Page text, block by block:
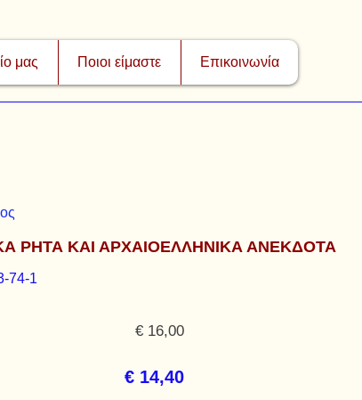
μας Ποιοι είμαστε Επικοινωνία
ΡΗΤΑ ΚΑΙ ΑΡΧΑΙΟΕΛΛΗΝΙΚΑ ΑΝΕΚΔΟΤΑ
74-1
€ 16,00
€ 14,40